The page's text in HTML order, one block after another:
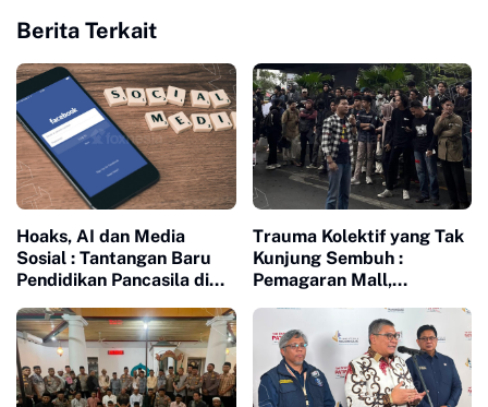
Berita Terkait
Hoaks, AI dan Media
Sosial : Tantangan Baru
Pendidikan Pancasila di
Trauma Kolektif yang Tak
Kunjung Sembuh :
Pemagaran Mall,
dan Memori Kelam 1998